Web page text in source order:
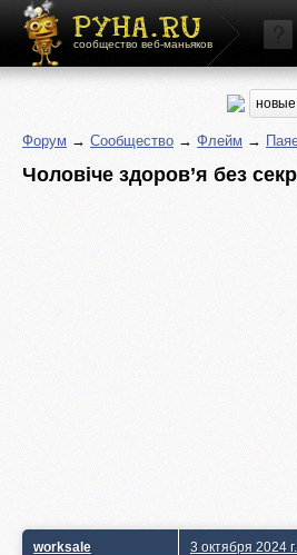
сообщество веб-маньяков
Форум → Сообщество → Флейм →
Чоловіче здоров’я без
worksale 3 октября 2024